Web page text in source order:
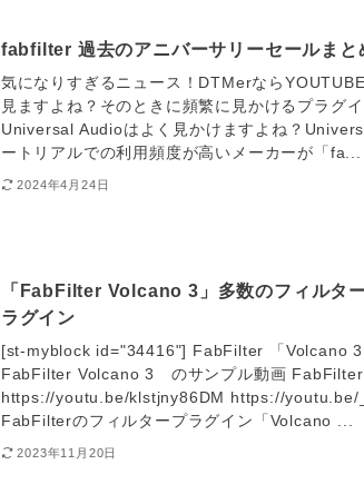
fabfilter 過去のアニバーサリーセールまと
気になりすぎるニュース！DTMerなら
見ますよね？そのときに頻繁に見かけるプラグ
Universal Audioはよく見かけますよね？
ートリアルでの利用頻度が高いメーカーが「fa...
2024年4月24日
「FabFilter Volcano 3」多数のフィルタ
ラグイン
[st-myblock id="34416"] FabFilter 「Volcano 3
FabFilter Volcano 3 のサンプル動画
https://youtu.be/klstjny86DM https://youtu.be/
FabFilterのフィルタープラグイン「Volcano ...
2023年11月20日